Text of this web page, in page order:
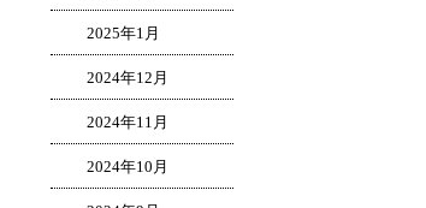
2025年1月
2024年12月
2024年11月
2024年10月